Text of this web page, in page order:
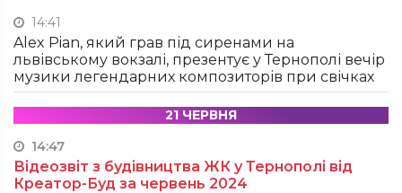
14:41
Alex Pian, який грав під сиренами на
львівському вокзалі, презентує у Тернополі вечір
музики легендарних композиторів при свічках
21 ЧЕРВНЯ
14:47
Відеозвіт з будівництва ЖК у Тернополі від
Креатор-Буд за червень 2024